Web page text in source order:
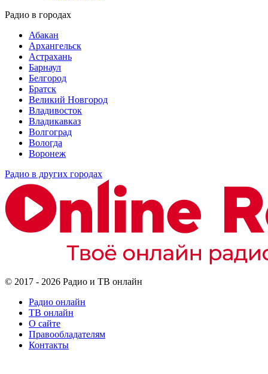
Радио в городах
Абакан
Архангельск
Астрахань
Барнаул
Белгород
Братск
Великий Новгород
Владивосток
Владикавказ
Волгоград
Вологда
Воронеж
Радио в других городах
© 2017 - 2026 Радио и ТВ онлайн
Радио онлайн
ТВ онлайн
О сайте
Правообладателям
Контакты